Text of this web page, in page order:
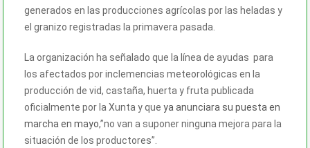
generados en las producciones agrícolas por las heladas y
el granizo registradas la primavera pasada.
La organización ha señalado que la línea de ayudas para
los afectados por inclemencias meteorológicas en la
producción de vid, castaña, huerta y fruta publicada
oficialmente por la Xunta y que ya anunciara su puesta en
marcha en mayo,”no van a suponer ninguna mejora para la
situación de los productores”.